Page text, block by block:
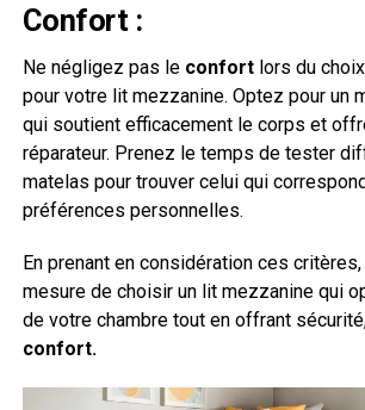
Confort :
Ne négligez pas le confortlors du choix
pour votre lit mezzanine. Optez pour un
qui soutient efficacement le corps et
réparateur. Prenez le temps de tester
matelas pour trouver celui qui
préférences personnelles.
En prenant en considération ces
mesure de choisir un lit mezzanine qui
de votre chambre tout en offrant
confort.